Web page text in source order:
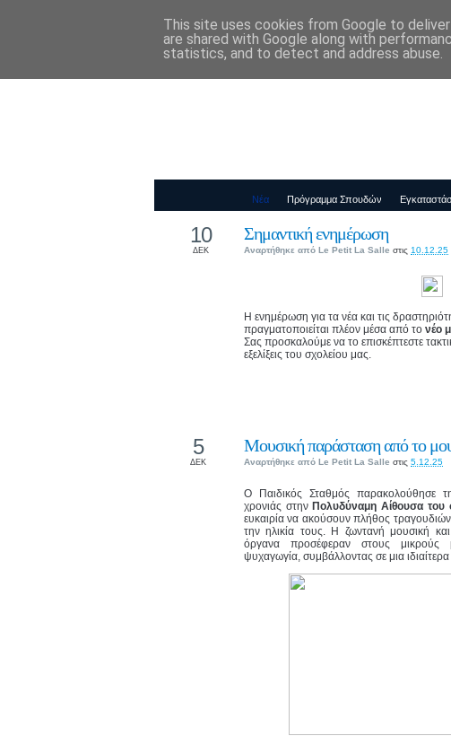
Παιδικός Σταθμός-
Νέα Πρόγραμμα Σπουδών
Σημαντική ενημέρωση
Αναρτήθηκε από Le Petit La Salle στις 10.12.25
10
ΔΕΚ
Η ενημέρωση για τα νέα και τις
πραγματοποιείται πλέον μέσα από το νέο
Σας προσκαλούμε να το επισκέπτεστε
εξελίξεις του σχολείου μας.
Μουσική παράσταση από το
Αναρτήθηκε από Le Petit La Salle στις 5.12.25
5
ΔΕΚ
Ο Παιδικός Σταθμός παρακολούθησε
χρονιάς στην Πολυδύναμη Αίθουσα του
ευκαιρία να ακούσουν πλήθος
την ηλικία τους. Η ζωντανή μουσική
όργανα προσέφεραν στους μικρούς
ψυχαγωγία, συμβάλλοντας σε μια ιδιαίτερα
This site uses cookies from Google to
are shared with Google along with
statistics, and to detect and address abuse.